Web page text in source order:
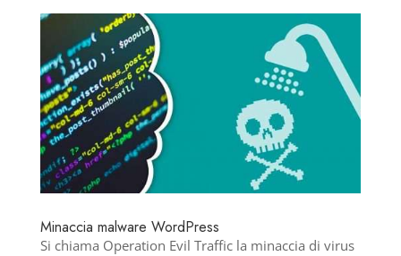
Minaccia malware WordPress
Si chiama Operation Evil Traffic la minaccia di virus